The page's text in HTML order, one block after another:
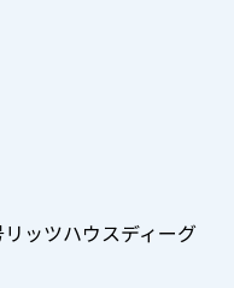
ッツハウスディーグ